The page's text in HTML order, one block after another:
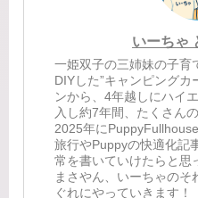
いーちゃ
一姫双子の三姉妹の子育
DIYした”キャンピングカ
ンから、4年越しにハイ
入し約7年間、たくさん
2025年にPuppyFullhouse
旅行やPuppyの快適化記
常を書いていけたらと思
まさやん、いーちゃのそ
ぐれにやっていきます！